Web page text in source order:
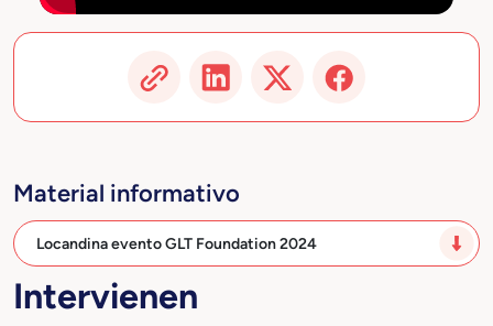
Material informativo
Locandina evento GLT Foundation 2024
Intervienen